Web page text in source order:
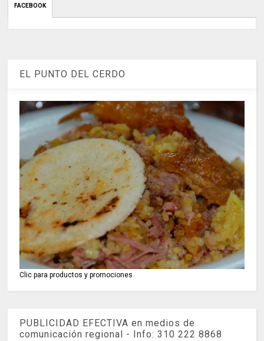
FACEBOOK
EL PUNTO DEL CERDO
Clic para productos y promociones
PUBLICIDAD EFECTIVA en medios de
comunicación regional - Info: 310 222 8868